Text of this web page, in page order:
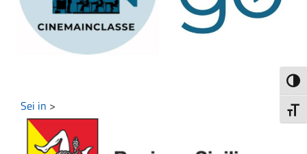
Sei in >